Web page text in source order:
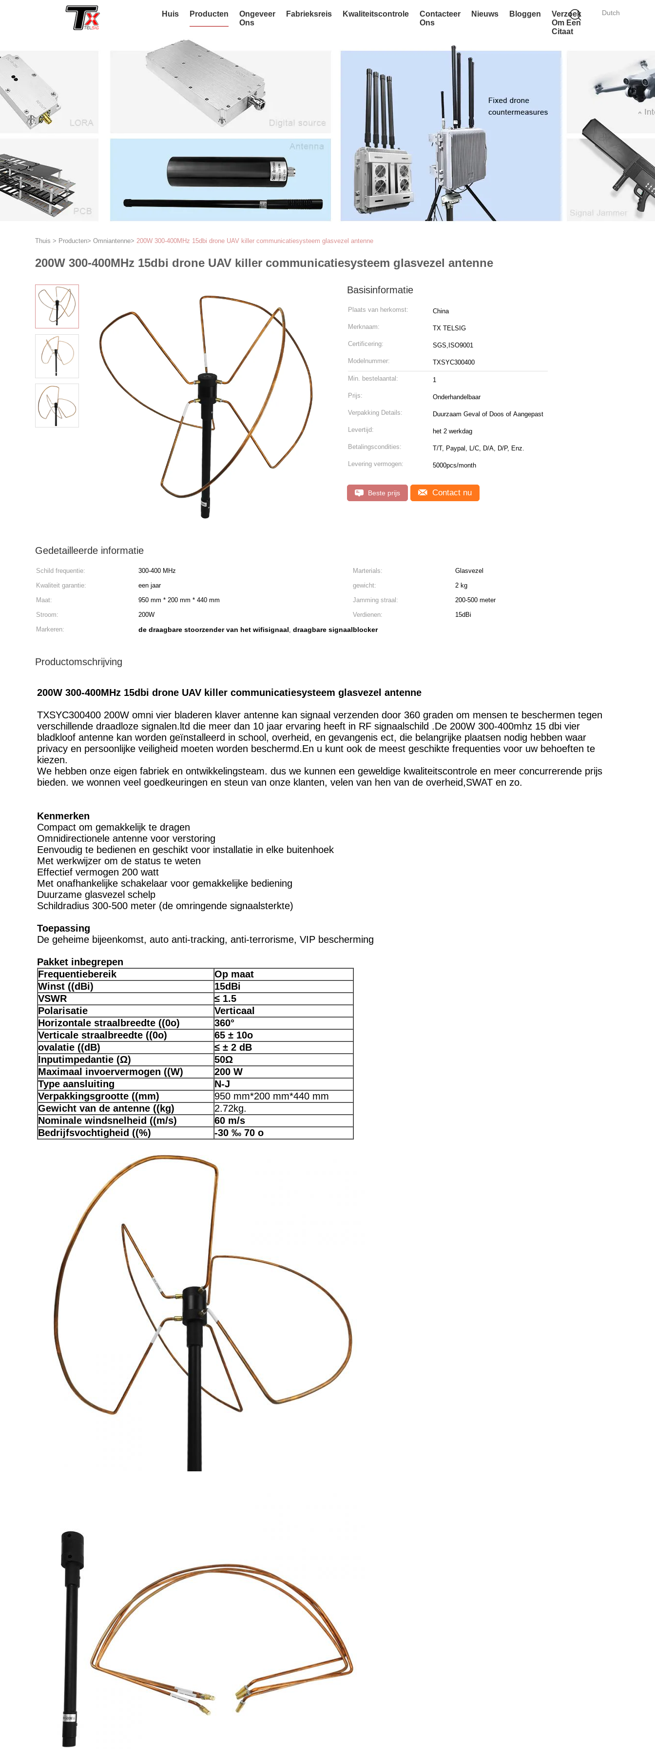
Dutch
Huis Producten
Ongeveer
Ons
Fabrieksreis Kwaliteitscontrole
Contacteer
Ons
Nieuws Bloggen
Verzoek
Om Een
Citaat
Thuis > Producten> Omniantenne> 200W 300-400MHz 15dbi drone UAV killer communicatiesysteem glasvezel antenne
200W 300-400MHz 15dbi drone UAV killer communicatiesysteem glasvezel antenne
Basisinformatie
Plaats van herkomst: China
Merknaam: TX TELSIG
Certificering: SGS,ISO9001
Modelnummer: TXSYC300400
Min. bestelaantal: 1
Prijs: Onderhandelbaar
Verpakking Details: Duurzaam Geval of Doos of Aangepast
Levertijd: het 2 werkdag
Betalingscondities: T/T, Paypal, L/C, D/A, D/P, Enz.
Levering vermogen: 5000pcs/month
Beste prijs Contact nu
Gedetailleerde informatie
Schild frequentie: 300-400 MHz Marterials:
Glasvezel
Kwaliteit garantie:
een jaar gewicht:
2 kg
Maat:
950 mm * 200 mm * 440 mm Jamming straal:
200-500 meter
Stroom:
200W Verdienen:
15dBi
Markeren:
de draagbare stoorzender van het wifisignaal, draagbare signaalblocker
Productomschrijving
200W 300-400MHz 15dbi drone UAV killer communicatiesysteem glasvezel antenne
TXSYC300400 200W omni vier bladeren klaver antenne kan signaal verzenden door 360 graden om mensen te beschermen tegen
verschillende draadloze signalen.ltd die meer dan 10 jaar ervaring heeft in RF signaalschild .De 200W 300-400mhz 15 dbi vier
bladkloof antenne kan worden geïnstalleerd in school, overheid, en gevangenis ect, die belangrijke plaatsen nodig hebben waar
privacy en persoonlijke veiligheid moeten worden beschermd.En u kunt ook de meest geschikte frequenties voor uw behoeften te
kiezen.
We hebben onze eigen fabriek en ontwikkelingsteam. dus we kunnen een geweldige kwaliteitscontrole en meer concurrerende prijs
bieden. we wonnen veel goedkeuringen en steun van onze klanten, velen van hen van de overheid,SWAT en zo.
Kenmerken
Compact om gemakkelijk te dragen
Omnidirectionele antenne voor verstoring
Eenvoudig te bedienen en geschikt voor installatie in elke buitenhoek
Met werkwijzer om de status te weten
Effectief vermogen 200 watt
Met onafhankelijke schakelaar voor gemakkelijke bediening
Duurzame glasvezel schelp
Schildradius 300-500 meter (de omringende signaalsterkte)
Toepassing
De geheime bijeenkomst, auto anti-tracking, anti-terrorisme, VIP bescherming
Pakket inbegrepen
Frequentiebereik
Op maat
Winst ((dBi)
15dBi
VSWR
≤ 1.5
Polarisatie
Verticaal
Horizontale straalbreedte ((0o)
360°
Verticale straalbreedte ((0o)
65 ± 10o
ovalatie ((dB)
≤ ± 2 dB
Inputimpedantie (Ω)
50Ω
Maximaal invoervermogen ((W)
200 W
Type aansluiting
N-J
Verpakkingsgrootte ((mm)
950 mm*200 mm*440 mm
Gewicht van de antenne ((kg)
2.72kg.
Nominale windsnelheid ((m/s)
60 m/s
Bedrijfsvochtigheid ((%)
-30 ‰ 70 o